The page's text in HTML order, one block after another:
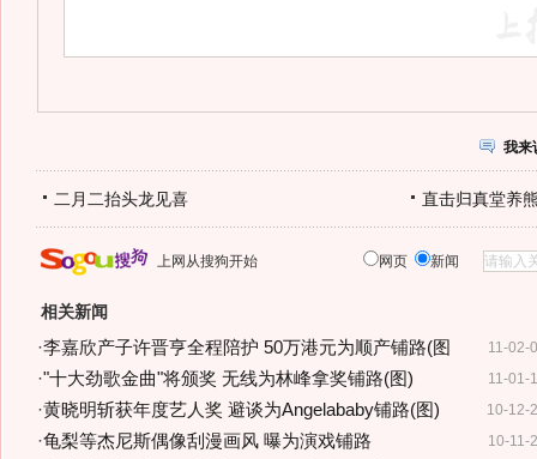
我来
二月二抬头龙见喜 直击归真堂养
上网从搜狗开始 网页 新闻
相关新闻
11-02-
·李嘉欣产子许晋亨全程陪护 50万港元为顺产铺路(图
11-01-
·"十大劲歌金曲"将颁奖 无线为林峰拿奖铺路(图)
10-12-
·黄晓明斩获年度艺人奖 避谈为Angelababy铺路(图)
10-11-
·龟梨等杰尼斯偶像刮漫画风 曝为演戏铺路